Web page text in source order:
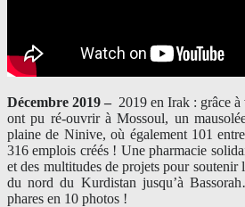
Décembre 2019 – 2019 en Irak : grâce
ont pu ré-ouvrir à Mossoul, un
plaine de Ninive, où également 101
316 emplois créés ! Une pharmacie
et des multitudes de projets pour soutenir
du nord du Kurdistan jusqu’à
phares en 10 photos !